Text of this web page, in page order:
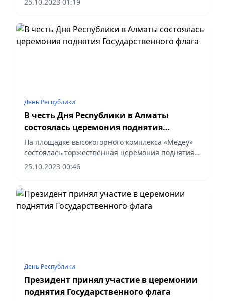
Государственного Флага.
День Республики
В честь Дня Республики в Алматы
состоялась церемония поднятия
Государственного флага
На площадке высокогорного комплекса «Медеу»
состоялась торжественная церемония поднятия
Государственного флага высотой 40 метров и
исполнение гимна в рамках акции, приуроченной
25.10.2023 00:46
День Республики
Президент принял участие в церемонии
поднятия Государственного флага